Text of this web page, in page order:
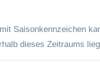
Saisonkennzeichen
dieses Zeitraums